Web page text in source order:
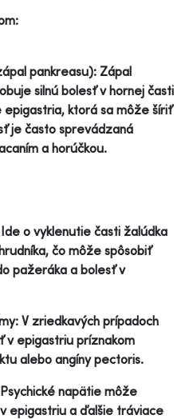
pankreasu): Zápal
silnú bolesť v hornej časti
ktorá sa môže šíriť
je často sprevádzaná
a horúčkou.
o vyklenutie časti žalúdka
čo môže spôsobiť
pažeráka a bolesť v
V zriedkavých prípadoch
v epigastriu príznakom
alebo angíny pectoris.
napätie môže
epigastriu a ďalšie tráviace